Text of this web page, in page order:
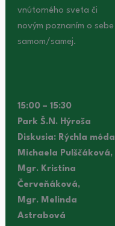
vnútorného sveta či
novým poznaním o sebe
samom/samej.
15:00 – 15:30
Park Š.N. Hýroša
Diskusia: Rýchla móda
Michaela Pulščáková,
Mgr. Kristína
Červeňáková,
Mgr. Melinda
Astrabová